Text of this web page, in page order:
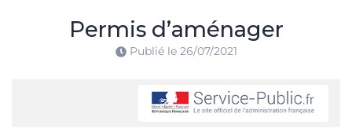
Permis d’aménager
Publié le 26/07/2021